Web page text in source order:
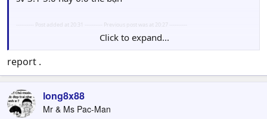
---------- Post added at 20:31 ---------- Previous post was at 20:27 ----------
oh Shit đm sv này là sv angel ah
đm định
lừa tình hả
Click to expand...
report .
long8x88
Mr & Ms Pac-Man